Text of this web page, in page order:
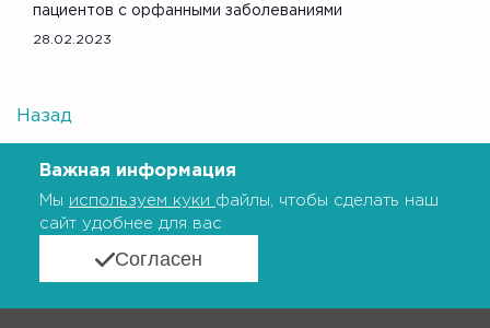
пациентов с орфанными заболеваниями
28.02.2023
Назад
Важная информация
Мы используем куки файлы, чтобы сделать наш
сайт удобнее для вас
Согласен